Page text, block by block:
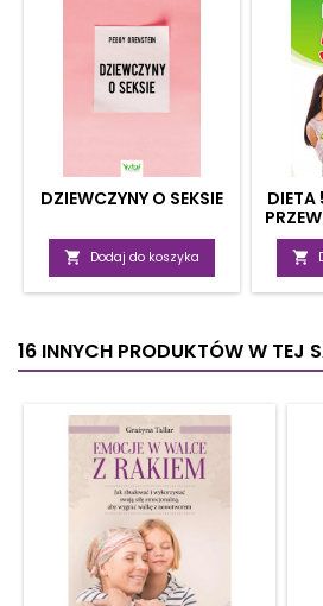
DZIEWCZYNY O SEKSIE
 Dodaj do koszyka
DIETA

16 INNYCH PRODUKTÓW W TEJ